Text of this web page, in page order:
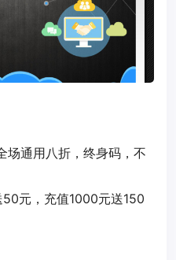
场通用八折，终身码，不
元，充值1000元送150